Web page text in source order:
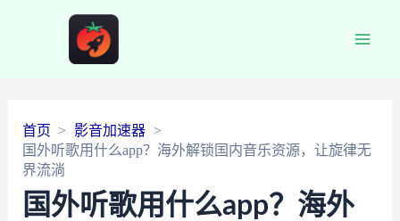
首页
影音加速器
国外听歌用什么app？海外解锁国内音乐资源，让旋律无
界流淌
国外听歌用什么app？海外